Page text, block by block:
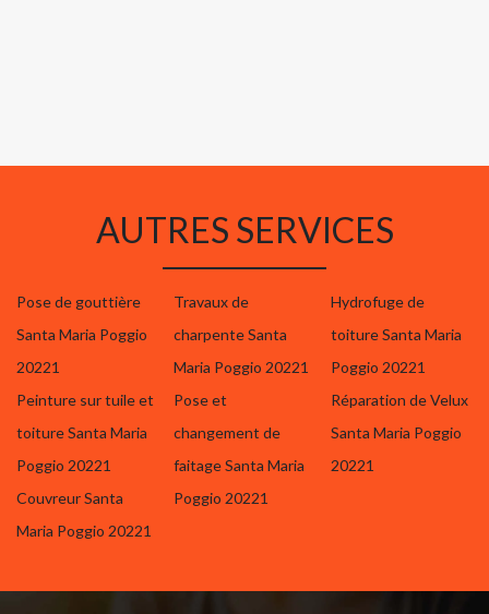
AUTRES SERVICES
Pose de gouttière
Santa Maria Poggio
20221
Peinture sur tuile et
toiture Santa Maria
Poggio 20221
Couvreur Santa
Maria Poggio 20221
Travaux de
charpente Santa
Maria Poggio 20221
Pose et
changement de
faitage Santa Maria
Poggio 20221
Hydrofuge de
toiture Santa Maria
Poggio 20221
Réparation de Velux
Santa Maria Poggio
20221